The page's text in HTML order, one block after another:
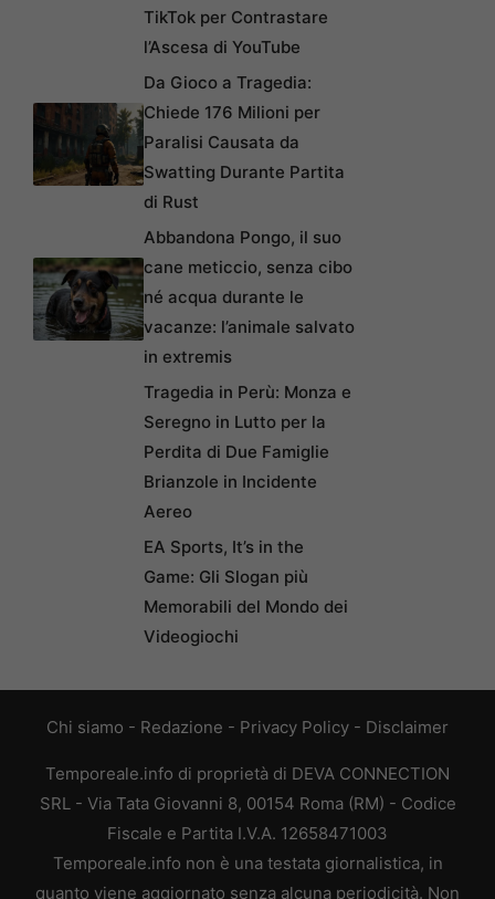
TikTok per Contrastare
l’Ascesa di YouTube
Da Gioco a Tragedia:
Chiede 176 Milioni per
Paralisi Causata da
Swatting Durante Partita
di Rust
Abbandona Pongo, il suo
cane meticcio, senza cibo
né acqua durante le
vacanze: l’animale salvato
in extremis
Tragedia in Perù: Monza e
Seregno in Lutto per la
Perdita di Due Famiglie
Brianzole in Incidente
Aereo
EA Sports, It’s in the
Game: Gli Slogan più
Memorabili del Mondo dei
Videogiochi
Chi siamo - Redazione - Privacy Policy - Disclaimer
Temporeale.info di proprietà di DEVA CONNECTION
SRL - Via Tata Giovanni 8, 00154 Roma (RM) - Codice
Fiscale e Partita I.V.A. 12658471003
Temporeale.info non è una testata giornalistica, in
quanto viene aggiornato senza alcuna periodicità. Non